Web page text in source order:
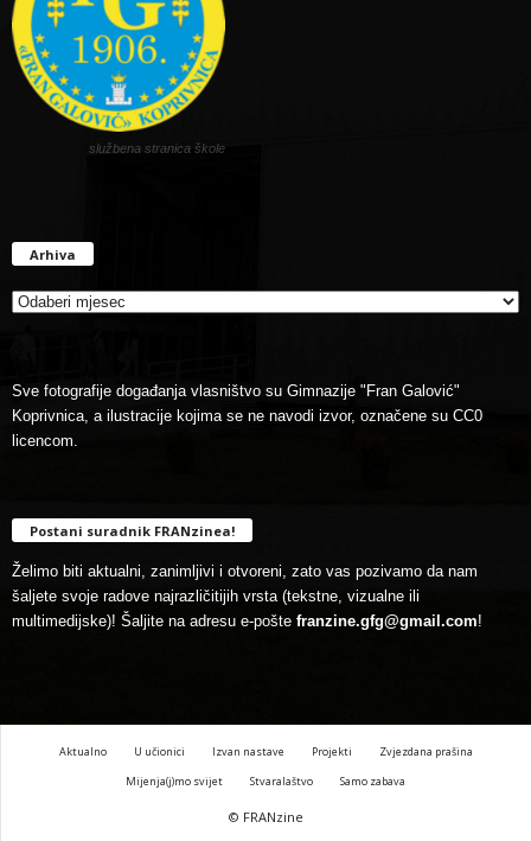
službena stranica škole
Arhiva
Sve fotografije događanja vlasništvo su Gimnazije "Fran Galović"
Koprivnica, a ilustracije kojima se ne navodi izvor, označene su CC0
licencom.
Postani suradnik FRANzinea!
Želimo biti aktualni, zanimljivi i otvoreni, zato vas pozivamo da nam
šaljete svoje radove najrazličitijih vrsta (tekstne, vizualne ili
multimedijske)! Šaljite na adresu e-pošte franzine.gfg@gmail.com!
Aktualno U učionici Izvan nastave Projekti
Zvjezdana prašina
Mijenja(j)mo svijet
Stvaralaštvo Samo zabava
© FRANzine